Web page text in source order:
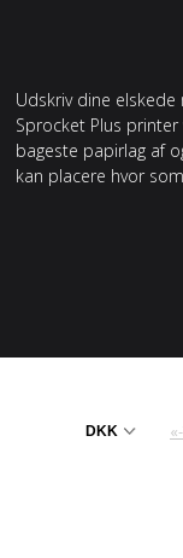
Udskriv dine
Sprocket Plus
bageste papirlag af
kan placere hvor